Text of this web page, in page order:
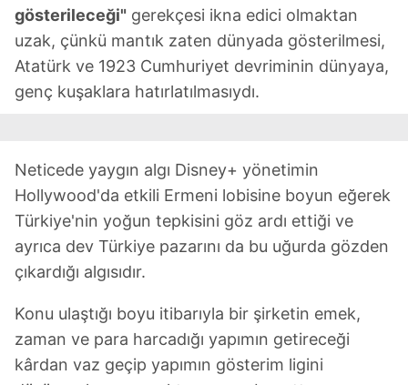
gösterileceği" gerekçesi ikna edici olmaktan
uzak, çünkü mantık zaten dünyada gösterilmesi,
Atatürk ve 1923 Cumhuriyet devriminin dünyaya,
genç kuşaklara hatırlatılmasıydı.
Neticede yaygın algı Disney+ yönetimin
Hollywood'da etkili Ermeni lobisine boyun eğerek
Türkiye'nin yoğun tepkisini göz ardı ettiği ve
ayrıca dev Türkiye pazarını da bu uğurda gözden
çıkardığı algısıdır.
Konu ulaştığı boyu itibarıyla bir şirketin emek,
zaman ve para harcadığı yapımın getireceği
kârdan vaz geçip yapımın gösterim ligini